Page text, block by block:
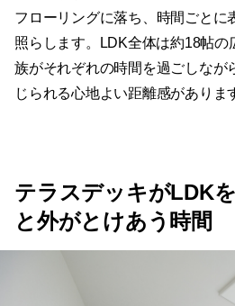
フローリングに落ち、時間ごとに
照らします。LDK全体は約18帖の
族がそれぞれの時間を過ごしなが
じられる心地よい距離感がありま
テラスデッキがLDK
と外がとけあう時間